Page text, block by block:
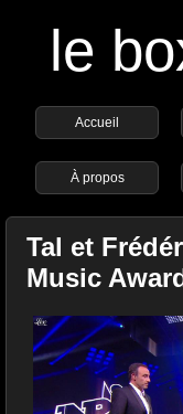
le
Accueil
À propos
Tal et
Music